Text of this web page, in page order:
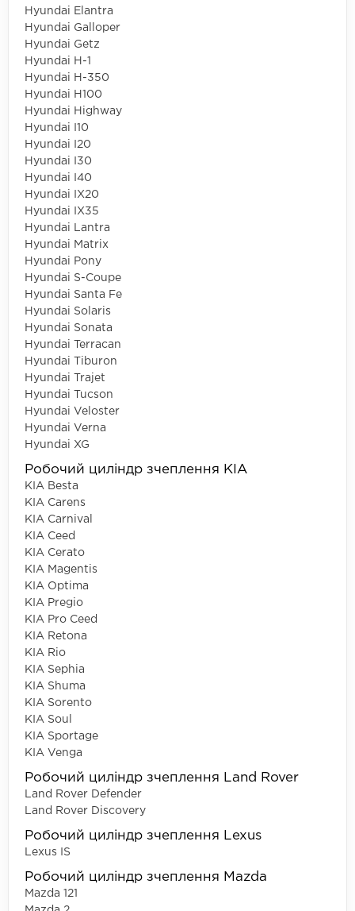
Hyundai Elantra
Hyundai Galloper
Hyundai Getz
Hyundai H-1
Hyundai H-350
Hyundai H100
Hyundai Highway
Hyundai I10
Hyundai I20
Hyundai I30
Hyundai I40
Hyundai IX20
Hyundai IX35
Hyundai Lantra
Hyundai Matrix
Hyundai Pony
Hyundai S-Coupe
Hyundai Santa Fe
Hyundai Solaris
Hyundai Sonata
Hyundai Terracan
Hyundai Tiburon
Hyundai Trajet
Hyundai Tucson
Hyundai Veloster
Hyundai Verna
Hyundai XG
Робочий циліндр зчеплення KIA
KIA Besta
KIA Carens
KIA Carnival
KIA Ceed
KIA Cerato
KIA Magentis
KIA Optima
KIA Pregio
KIA Pro Ceed
KIA Retona
KIA Rio
KIA Sephia
KIA Shuma
KIA Sorento
KIA Soul
KIA Sportage
KIA Venga
Робочий циліндр зчеплення Land Rover
Land Rover Defender
Land Rover Discovery
Робочий циліндр зчеплення Lexus
Lexus IS
Робочий циліндр зчеплення Mazda
Mazda 121